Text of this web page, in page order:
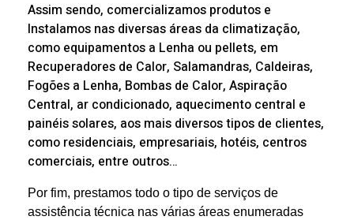
Assim sendo, comercializamos produtos e
Instalamos nas diversas áreas da climatização,
como equipamentos a Lenha ou pellets, em
Recuperadores de Calor, Salamandras, Caldeiras,
Fogões a Lenha, Bombas de Calor, Aspiração
Central, ar condicionado, aquecimento central e
painéis solares, aos mais diversos tipos de clientes,
como residenciais, empresariais, hotéis, centros
comerciais, entre outros…
Por fim, prestamos todo o tipo de serviços de
assistência técnica nas várias áreas enumeradas